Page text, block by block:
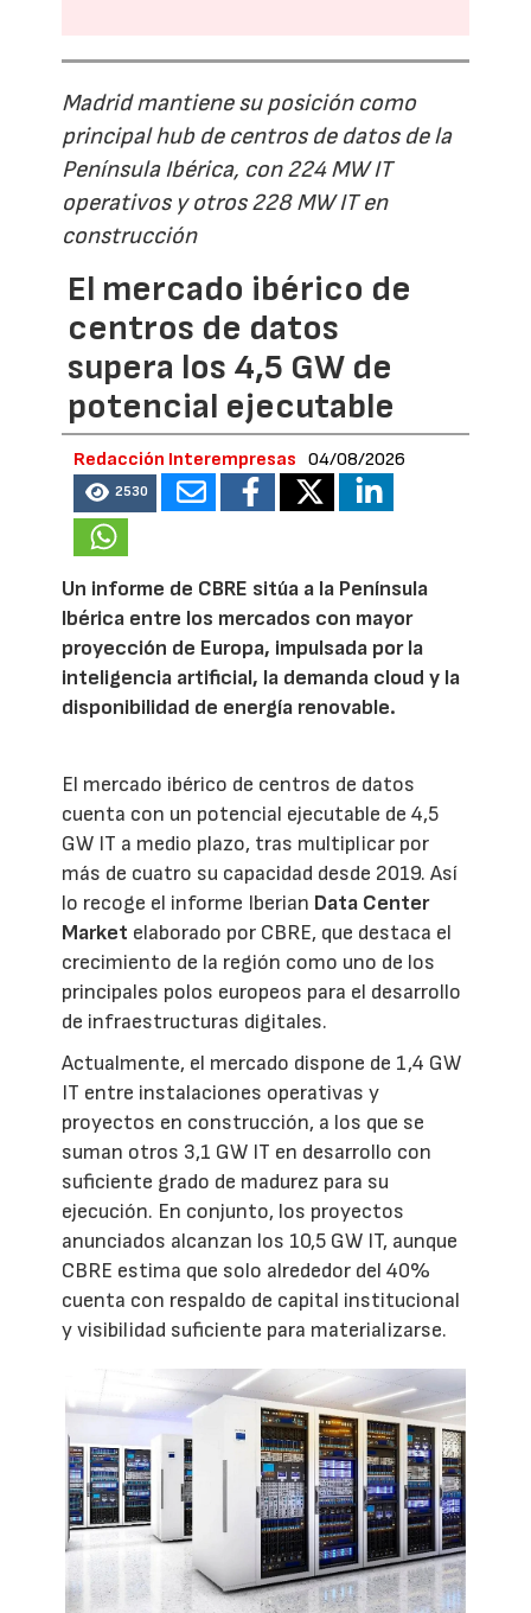
Madrid mantiene su posición como
principal hub de centros de datos de la
Península Ibérica, con 224 MW IT
operativos y otros 228 MW IT en
construcción
El mercado ibérico de
centros de datos
supera los 4,5 GW de
potencial ejecutable
Redacción Interempresas 04/08/2026
2530
Un informe de CBRE sitúa a la Península
Ibérica entre los mercados con mayor
proyección de Europa, impulsada por la
inteligencia artificial, la demanda cloud y la
disponibilidad de energía renovable.
El mercado ibérico de centros de datos
cuenta con un potencial ejecutable de 4,5
GW IT a medio plazo, tras multiplicar por
más de cuatro su capacidad desde 2019. Así
lo recoge el informe Iberian Data Center
Market elaborado por CBRE, que destaca el
crecimiento de la región como uno de los
principales polos europeos para el desarrollo
de infraestructuras digitales.
Actualmente, el mercado dispone de 1,4 GW
IT entre instalaciones operativas y
proyectos en construcción, a los que se
suman otros 3,1 GW IT en desarrollo con
suficiente grado de madurez para su
ejecución. En conjunto, los proyectos
anunciados alcanzan los 10,5 GW IT, aunque
CBRE estima que solo alrededor del 40%
cuenta con respaldo de capital institucional
y visibilidad suficiente para materializarse.